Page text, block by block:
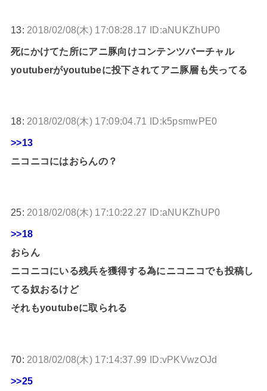
13: 2018/02/08(木) 17:08:28.17 ID:aNUKZhUP0
死にかけてた所にアニ豚向けコンテンツバーチャル
youtuberがyoutubeに投下されてアニ豚層も失ってる
18: 2018/02/08(木) 17:09:04.71 ID:k5psmwPE0
>>13
ニコニコにはおらんの？
25: 2018/02/08(木) 17:10:22.27 ID:aNUKZhUP0
>>18
おらん
ニコニコにいる残兵を獲得する為にニコニコでも投稿し
てる奴おるけど
それもyoutubeに取られる
70: 2018/02/08(木) 17:14:37.99 ID:vPKVwzOJd
>>25